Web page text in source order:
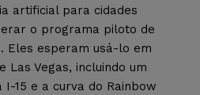
artificial para cidades
o programa piloto de
Eles esperam usá-lo em
Las Vegas, incluindo um
15 e a curva do Rainbow